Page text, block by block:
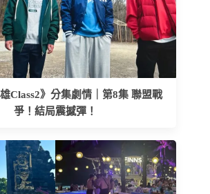
雄Class2》分集劇情｜第8集 聯盟戰
爭！結局震撼彈！